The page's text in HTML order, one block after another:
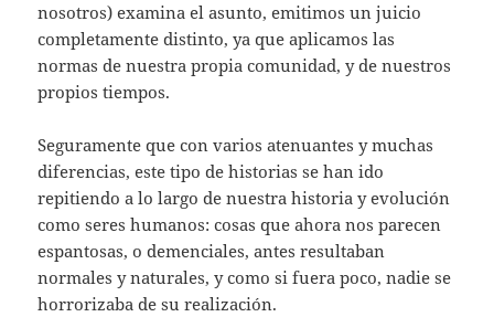
nosotros) examina el asunto, emitimos un juicio
completamente distinto, ya que aplicamos las
normas de nuestra propia comunidad, y de nuestros
propios tiempos.
Seguramente que con varios atenuantes y muchas
diferencias, este tipo de historias se han ido
repitiendo a lo largo de nuestra historia y evolución
como seres humanos: cosas que ahora nos parecen
espantosas, o demenciales, antes resultaban
normales y naturales, y como si fuera poco, nadie se
horrorizaba de su realización.